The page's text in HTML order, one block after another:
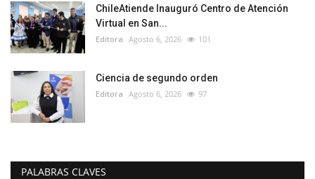
ChileAtiende Inauguró Centro de Atención
Virtual en San...
Editora Agosto 6, 2026 101
Ciencia de segundo orden
Editora Agosto 6, 2026 97
PALABRAS CLAVES